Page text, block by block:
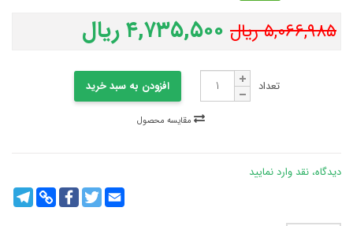
۵,۰۶۶,۹۸۵ ریال ۴,۷۳۵,۵۰۰ ریال
تعداد افزودن به سبد خرید
دیدگاه، نقد وارد نمایید
Copy
Link
FacebookTwitterEmail